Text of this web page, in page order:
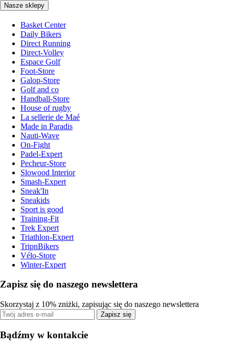
Nasze sklepy
Basket Center
Daily Bikers
Direct Running
Direct-Volley
Espace Golf
Foot-Store
Galop-Store
Golf and co
Handball-Store
House of rugby
La sellerie de Maé
Made in Paradis
Nauti-Wave
On-Fight
Padel-Expert
Pecheur-Store
Slowood Interior
Smash-Expert
Sneak'In
Sneakids
Sport is good
Training-Fit
Trek Expert
Triathlon-Expert
TripnBikers
Vélo-Store
Winter-Expert
Zapisz się do naszego newslettera
Skorzystaj z 10% zniżki, zapisując się do naszego newslettera
Zapisz się
Bądźmy w kontakcie